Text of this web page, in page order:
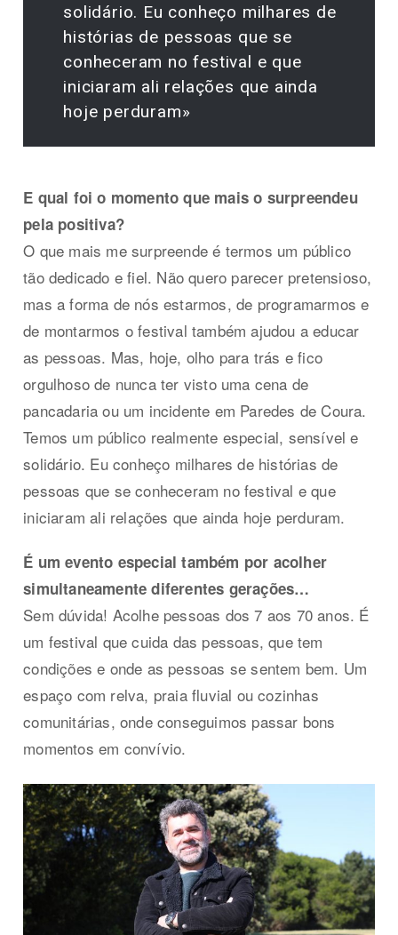
solidário. Eu conheço milhares de
histórias de pessoas que se
conheceram no festival e que
iniciaram ali relações que ainda
hoje perduram»
E qual foi o momento que mais o surpreendeu
pela positiva?
O que mais me surpreende é termos um público
tão dedicado e fiel. Não quero parecer pretensioso,
mas a forma de nós estarmos, de programarmos e
de montarmos o festival também ajudou a educar
as pessoas. Mas, hoje, olho para trás e fico
orgulhoso de nunca ter visto uma cena de
pancadaria ou um incidente em Paredes de Coura.
Temos um público realmente especial, sensível e
solidário. Eu conheço milhares de histórias de
pessoas que se conheceram no festival e que
iniciaram ali relações que ainda hoje perduram.
É um evento especial também por acolher
simultaneamente diferentes gerações…
Sem dúvida! Acolhe pessoas dos 7 aos 70 anos. É
um festival que cuida das pessoas, que tem
condições e onde as pessoas se sentem bem. Um
espaço com relva, praia fluvial ou cozinhas
comunitárias, onde conseguimos passar bons
momentos em convívio.